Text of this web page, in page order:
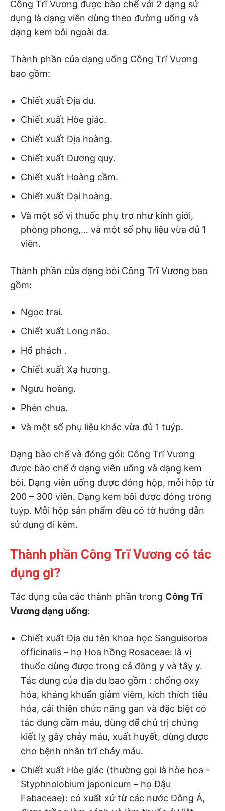
Công Trĩ Vương được bào chế với 2 dạng sử
dụng là dạng viên dùng theo đường uống và
dạng kem bôi ngoài da.
Thành phần của dạng uống Công Trĩ Vương
bao gồm:
Chiết xuất Địa du.
Chiết xuất Hòe giác.
Chiết xuất Địa hoàng.
Chiết xuất Đương quy.
Chiết xuất Hoàng cầm.
Chiết xuất Đại hoàng.
Và một số vị thuốc phụ trợ như kinh giới,
phòng phong,… và một số phụ liệu vừa đủ 1
viên.
Thành phần của dạng bôi Công Trĩ Vương bao
gồm:
Ngọc trai.
Chiết xuất Long não.
Hổ phách .
Chiết xuất Xạ hương.
Ngưu hoàng.
Phèn chua.
Và một số phụ liệu khác vừa đủ 1 tuýp.
Dạng bào chế và đóng gói: Công Trĩ Vương
được bào chế ở dạng viên uống và dạng kem
bôi. Dạng viên uống được đóng hộp, mỗi hộp từ
200 – 300 viên. Dạng kem bôi được đóng trong
tuýp. Mỗi hộp sản phẩm đều có tờ hướng dẫn
sử dụng đi kèm.
Thành phần Công Trĩ Vương có tác
dụng gì?
Tác dụng của các thành phần trong Công Trĩ
Vương dạng uống:
Chiết xuất Địa du tên khoa học Sanguisorba
officinalis – họ Hoa hồng Rosaceae: là vị
thuốc dùng được trong cả đông y và tây y.
Tác dụng của địa du bao gồm : chống oxy
hóa, kháng khuẩn giảm viêm, kích thích tiêu
hóa, cải thiện chức năng gan và đặc biệt có
tác dụng cầm máu, dùng để chủ trị chứng
kiết lỵ gây chảy máu, xuất huyết, dùng được
cho bệnh nhân trĩ chảy máu.
Chiết xuất Hòe giác (thường gọi là hòe hoa –
Styphnolobium japonicum – họ Đậu
Fabaceae): có xuất xứ từ các nước Đông Á,